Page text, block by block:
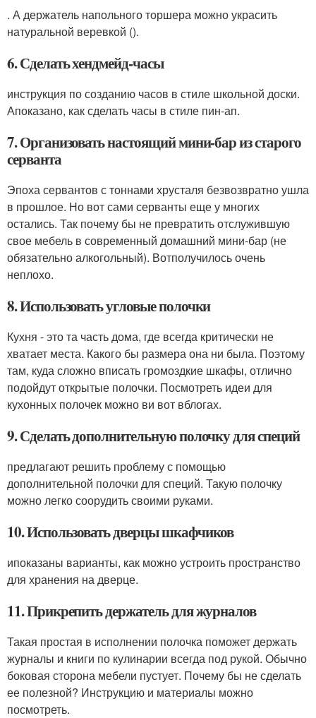
. А держатель напольного торшера можно украсить
натуральной веревкой ().
6. Сделать хендмейд-часы
инструкция по созданию часов в стиле школьной доски.
Апоказано, как сделать часы в стиле пин-ап.
7. Организовать настоящий мини-бар из старого
серванта
Эпоха сервантов с тоннами хрусталя безвозвратно ушла
в прошлое. Но вот сами серванты еще у многих
остались. Так почему бы не превратить отслужившую
свое мебель в современный домашний мини-бар (не
обязательно алкогольный). Вотполучилось очень
неплохо.
8. Использовать угловые полочки
Кухня - это та часть дома, где всегда критически не
хватает места. Какого бы размера она ни была. Поэтому
там, куда сложно вписать громоздкие шкафы, отлично
подойдут открытые полочки. Посмотреть идеи для
кухонных полочек можно ви вот вблогах.
9. Сделать дополнительную полочку для специй
предлагают решить проблему с помощью
дополнительной полочки для специй. Такую полочку
можно легко соорудить своими руками.
10. Использовать дверцы шкафчиков
ипоказаны варианты, как можно устроить пространство
для хранения на дверце.
11. Прикрепить держатель для журналов
Такая простая в исполнении полочка поможет держать
журналы и книги по кулинарии всегда под рукой. Обычно
боковая сторона мебели пустует. Почему бы не сделать
ее полезной? Инструкцию и материалы можно
посмотреть.